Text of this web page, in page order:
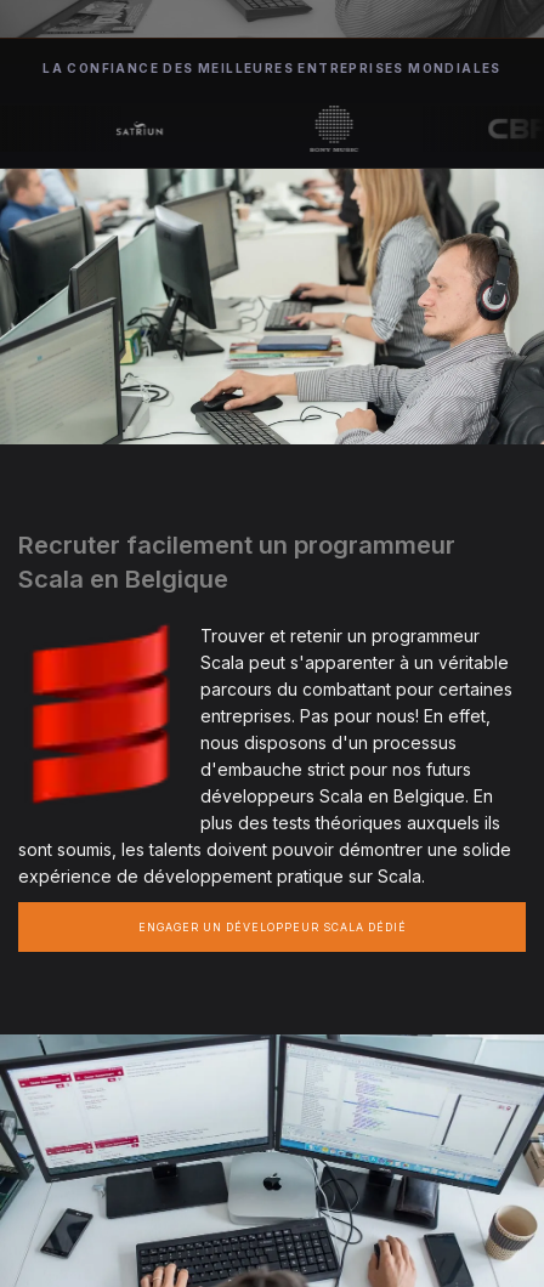
LA CONFIANCE DES MEILLEURES ENTREPRISES MONDIALES
Recruter facilement un programmeur
Scala en Belgique
Trouver et retenir un programmeur
Scala peut s'apparenter à un véritable
parcours du combattant pour certaines
entreprises. Pas pour nous! En effet,
nous disposons d'un processus
d'embauche strict pour nos futurs
développeurs Scala en Belgique. En
plus des tests théoriques auxquels ils
sont soumis, les talents doivent pouvoir démontrer une solide
expérience de développement pratique sur Scala.
ENGAGER UN DÉVELOPPEUR SCALA DÉDIÉ